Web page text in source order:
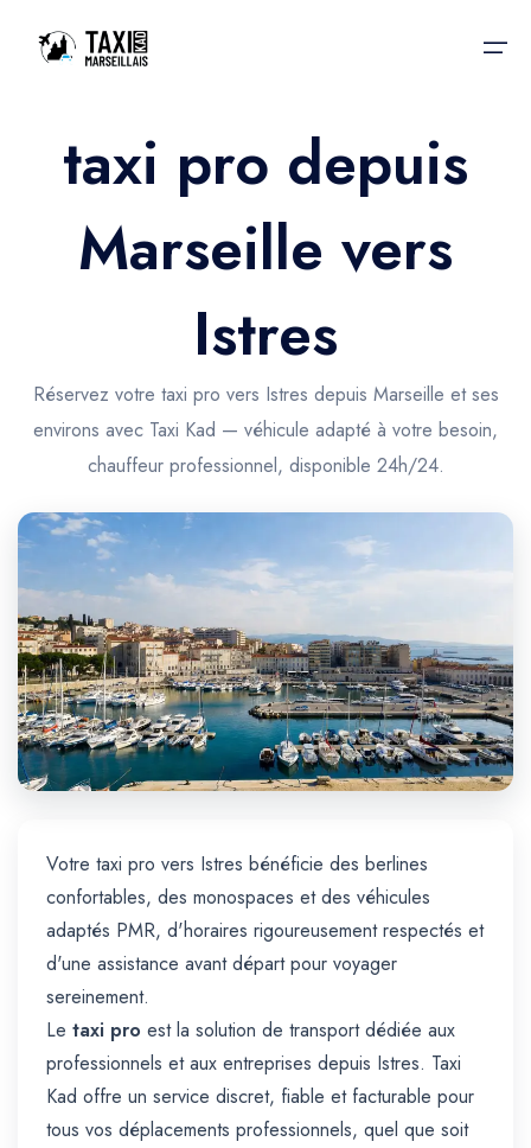
Accueil
Nos services
Nos services
Trajet Gare SNCF
Trajet Port croisière
Trajet Séminaire
Trajet Longue Distance
Actualités & évènements
Contactez-nous
taxi pro depuis
Marseille vers
Istres
Réservez votre taxi pro vers Istres depuis Marseille et ses
environs avec Taxi Kad — véhicule adapté à votre besoin,
chauffeur professionnel, disponible 24h/24.
Votre taxi pro vers Istres bénéficie des berlines
confortables, des monospaces et des véhicules
adaptés PMR, d'horaires rigoureusement respectés et
d'une assistance avant départ pour voyager
sereinement.
Le taxi pro est la solution de transport dédiée aux
professionnels et aux entreprises depuis Istres. Taxi
Kad offre un service discret, fiable et facturable pour
tous vos déplacements professionnels, quel que soit